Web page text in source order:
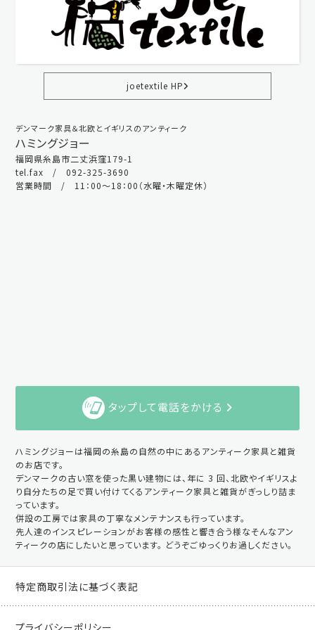
joetextile HP
デンマーク家具＆北欧とイギリスのアンティーク
ハミングジョー
福岡県糸島市二丈浜窪179-1
tel.fax / 092-325-3690
営業時間 / 11：00～18：00（水曜・木曜定休）
タップして電話をかける
ハミングジョーは福岡の糸島の自然の中にあるアンティーク家具と雑貨
のお店です。
デンマークの古い窓を使った黒い建物には、年に 3 回、北欧やイギリスよ
り自分たちの足で買い付けてくるアンティーク家具と雑貨がぎっしり詰ま
っています。
併設の工房では家具の丁寧なメンテナンスも行っています。
先人達のインスピレーションがお客様の感性と響き合う様なそんなアン
ティークの店にしたいと思っています。 どうぞごゆっくりお過しください。
特定商取引法に基づく表記